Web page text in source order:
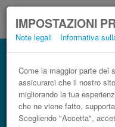
IMPOSTAZIONI
Note legali Informativa
Come la maggior parte dei
assicurarci che il nostro
migliorando la tua
che ne viene fatto,
Scegliendo "Accetta",
Autobus
Prenota il